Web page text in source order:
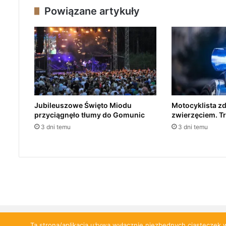
o
l
i
c
j
a
s
z
k
a
Powiązane artykuły
Jubileuszowe Święto Miodu
przyciągnęło tłumy do Gomunic
3 dni temu
Motocyklista
zwierzęciem.
3 dni temu